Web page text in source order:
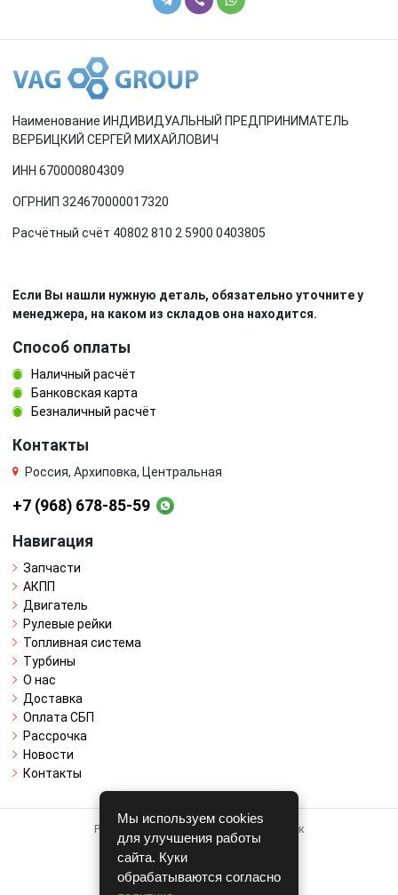
Наименование ИНДИВИДУАЛЬНЫЙ ПРЕДПРИНИМАТЕЛЬ
ВЕРБИЦКИЙ СЕРГЕЙ МИХАЙЛОВИЧ
ИНН 670000804309
ОГРНИП 324670000017320
Расчётный счёт 40802 810 2 5900 0403805
Если Вы нашли нужную деталь, обязательно уточните у
менеджера, на каком из складов она находится.
Способ оплаты
Наличный расчёт
Банковская карта
Безналичный расчёт
Контакты
Россия, Архиповка, Центральная
+7 (968) 678-85-59
Навигация
Запчасти
АКПП
Двигатель
Рулевые рейки
Топливная система
Турбины
О нас
Доставка
Оплата СБП
Рассрочка
Новости
Контакты
Работает на системе для авторазборок
CARRO.БИЗНЕС
Полная версия
Мы используем cookies
для улучшения работы
сайта. Куки
обрабатываются согласно